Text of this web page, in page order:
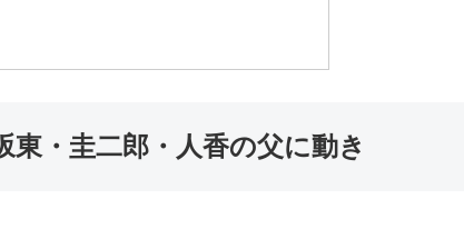
・圭二郎・人香の父に動き